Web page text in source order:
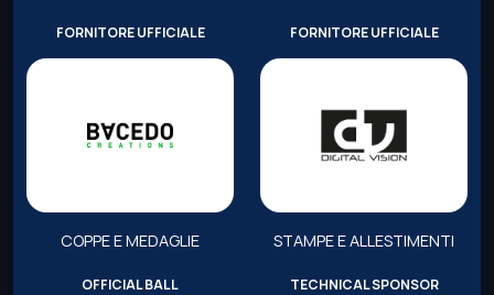
FORNITORE UFFICIALE
COPPE E MEDAGLIE
FORNITORE UFFICIALE
STAMPE E ALLESTIMENTI
OFFICIAL BALL TECHNICAL SPONSOR